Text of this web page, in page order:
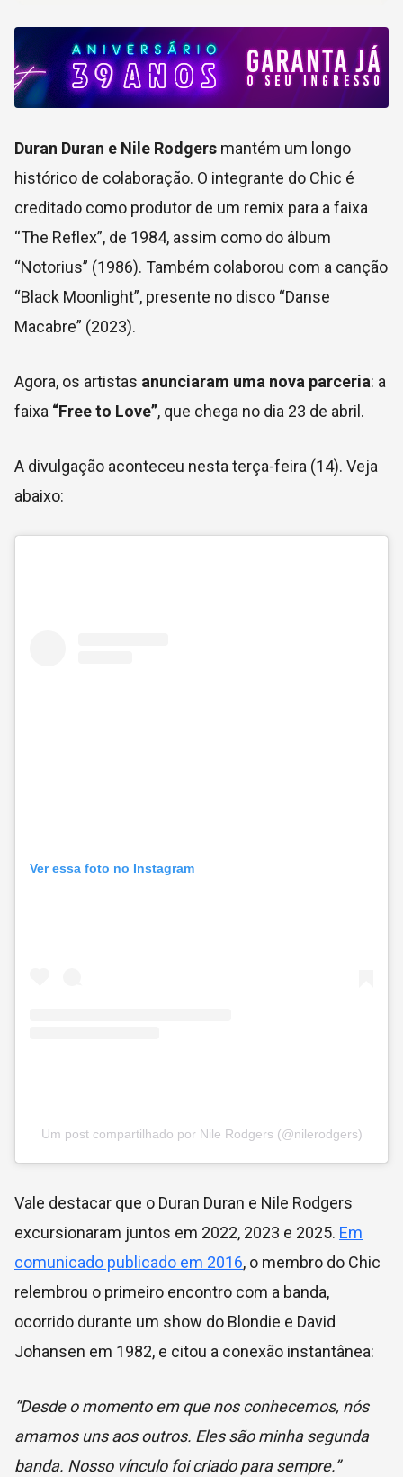
Duran Duran e Nile Rodgers mantém um longo
histórico de colaboração. O integrante do Chic é
creditado como produtor de um remix para a faixa
“The Reflex”, de 1984, assim como do álbum
“Notorius” (1986). Também colaborou com a canção
“Black Moonlight”, presente no disco “Danse
Macabre” (2023).
Agora, os artistas anunciaram uma nova parceria: a
faixa “Free to Love”, que chega no dia 23 de abril.
A divulgação aconteceu nesta terça-feira (14). Veja
abaixo:
Ver essa foto no Instagram
Um post compartilhado por Nile Rodgers (@nilerodgers)
Vale destacar que o Duran Duran e Nile Rodgers
excursionaram juntos em 2022, 2023 e 2025. Em
comunicado publicado em 2016, o membro do Chic
relembrou o primeiro encontro com a banda,
ocorrido durante um show do Blondie e David
Johansen em 1982, e citou a conexão instantânea:
“Desde o momento em que nos conhecemos, nós
amamos uns aos outros. Eles são minha segunda
banda. Nosso vínculo foi criado para sempre.”